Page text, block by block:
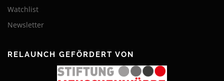
Watchlist
Newsletter
RELAUNCH GEFÖRDERT VON